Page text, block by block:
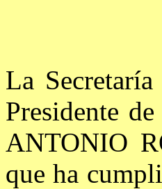
La
Presidente
ANTONIO
que ha